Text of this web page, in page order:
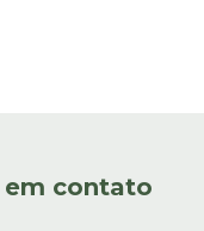
em contato